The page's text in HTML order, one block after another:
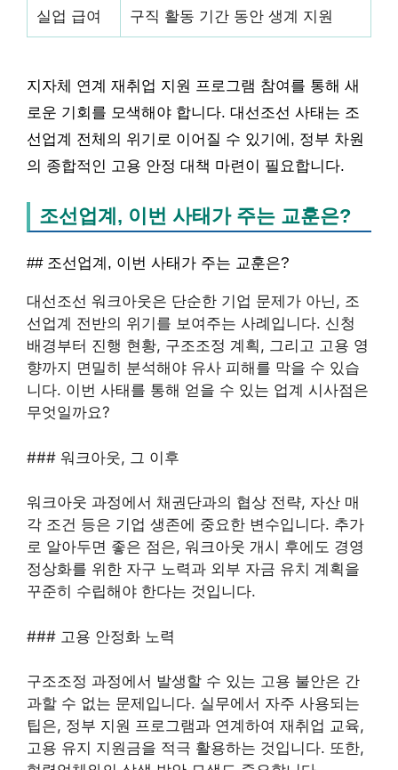
실업 급여 구직 활동 기간 동안 생계 지원
지자체 연계 재취업 지원 프로그램 참여를 통해 새
로운 기회를 모색해야 합니다. 대선조선 사태는 조
선업계 전체의 위기로 이어질 수 있기에, 정부 차원
의 종합적인 고용 안정 대책 마련이 필요합니다.
조선업계, 이번 사태가 주는 교훈은?
## 조선업계, 이번 사태가 주는 교훈은?
대선조선 워크아웃은 단순한 기업 문제가 아닌, 조
선업계 전반의 위기를 보여주는 사례입니다. 신청
배경부터 진행 현황, 구조조정 계획, 그리고 고용 영
향까지 면밀히 분석해야 유사 피해를 막을 수 있습
니다. 이번 사태를 통해 얻을 수 있는 업계 시사점은
무엇일까요?
### 워크아웃, 그 이후
워크아웃 과정에서 채권단과의 협상 전략, 자산 매
각 조건 등은 기업 생존에 중요한 변수입니다. 추가
로 알아두면 좋은 점은, 워크아웃 개시 후에도 경영
정상화를 위한 자구 노력과 외부 자금 유치 계획을
꾸준히 수립해야 한다는 것입니다.
### 고용 안정화 노력
구조조정 과정에서 발생할 수 있는 고용 불안은 간
과할 수 없는 문제입니다. 실무에서 자주 사용되는
팁은, 정부 지원 프로그램과 연계하여 재취업 교육,
고용 유지 지원금을 적극 활용하는 것입니다. 또한,